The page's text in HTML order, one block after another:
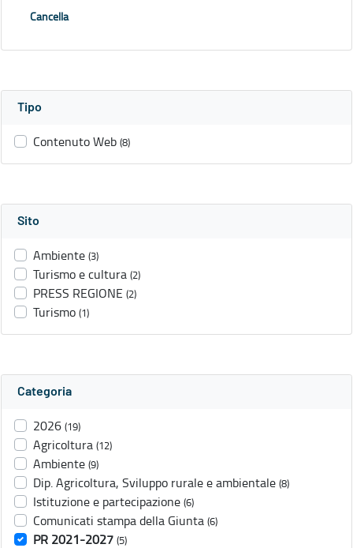
Cancella
Tipo
Contenuto Web (8)
Sito
Ambiente (3)
Turismo e cultura (2)
PRESS REGIONE (2)
Turismo (1)
Categoria
2026 (19)
Agricoltura (12)
Ambiente (9)
Dip. Agricoltura, Sviluppo rurale e ambientale (8)
Istituzione e partecipazione (6)
Comunicati stampa della Giunta (6)
PR 2021-2027 (5)